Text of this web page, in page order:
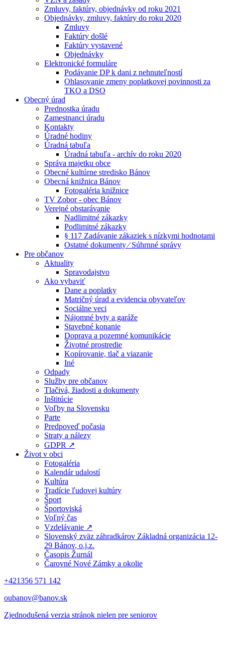
Zmluvy, faktúry, objednávky od roku 2021
Objednávky, zmluvy, faktúry do roku 2020
Zmluvy
Faktúry došlé
Faktúry vystavené
Objednávky
Elektronické formuláre
Podávanie DP k dani z nehnuteľností
Ohlasovanie zmeny poplatkovej povinnosti za
TKO a DSO
Obecný úrad
Prednostka úradu
Zamestnanci úradu
Kontakty
Úradné hodiny
Úradná tabuľa
Úradná tabuľa - archív do roku 2020
Správa majetku obce
Obecné kultúrne stredisko Bánov
Obecná knižnica Bánov
Fotogaléria knižnice
TV Zobor - obec Bánov
Verejné obstarávanie
Nadlimitné zákazky
Podlimitné zákazky
§ 117 Zadávanie zákaziek s nízkymi hodnotami
Ostatné dokumenty ⁄ Súhrnné správy
Pre občanov
Aktuality
Spravodajstvo
Ako vybaviť
Dane a poplatky
Matričný úrad a evidencia obyvateľov
Sociálne veci
Nájomné byty a garáže
Stavebné konanie
Doprava a pozemné komunikácie
Životné prostredie
Kopírovanie, tlač a viazanie
Iné
Odpady
Služby pre občanov
Tlačivá, žiadosti a dokumenty
Inštitúcie
Voľby na Slovensku
Parte
Predpoveď počasia
Straty a nálezy
GDPR ↗
Život v obci
Fotogaléria
Kalendár udalostí
Kultúra
Tradície ľudovej kultúry
Šport
Športoviská
Voľný čas
Vzdelávanie ↗
Slovenský zväz záhradkárov Základná organizácia 12-
29 Bánov, o.j.z.
Časopis Žurnál
Čarovné Nové Zámky a okolie
+421356 571 142
oubanov@banov.sk
Zjednodušená verzia stránok nielen pre seniorov